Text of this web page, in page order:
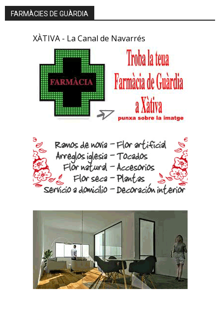
FARMÀCIES DE GUÀRDIA
XÀTIVA - La Canal de Navarrés